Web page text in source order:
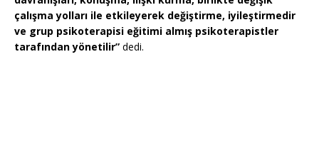
çalışma yolları ile etkileyerek değiştirme, iyileştirmedir
ve grup psikoterapisi eğitimi almış psikoterapistler
tarafından yönetilir” dedi.